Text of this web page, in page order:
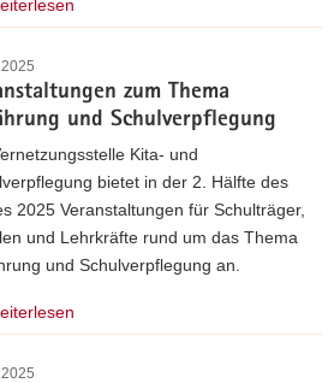
zum Thema
und Schulverpflegung
Kita- und
bietet in der 2. Hälfte des
2025 Veranstaltungen für Schulträger,
und Lehrkräfte rund um das Thema
und Schulverpflegung an.